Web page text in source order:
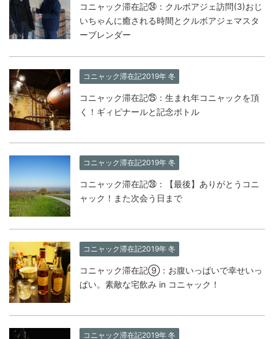
コニャック滞在記㉔：クルボアジェ訪問(3)おじ
いちゃんに癒される時間とクルボアジェマスタ
ーブレンダー
コニャック滞在記2019年 冬
コニャック滞在記㉕：生まれ年コニャックを頂
く！ギィピナールと記念ボトル
コニャック滞在記2019年 冬
コニャック滞在記㉘：【最後】ありがとうコニ
ャック！また次会う日まで
コニャック滞在記2019年 冬
コニャック滞在記⑨：お腹いっぱいで幸せいっ
ぱい。素敵な宅飲み in コニャック！
コニャック滞在記2019年 冬